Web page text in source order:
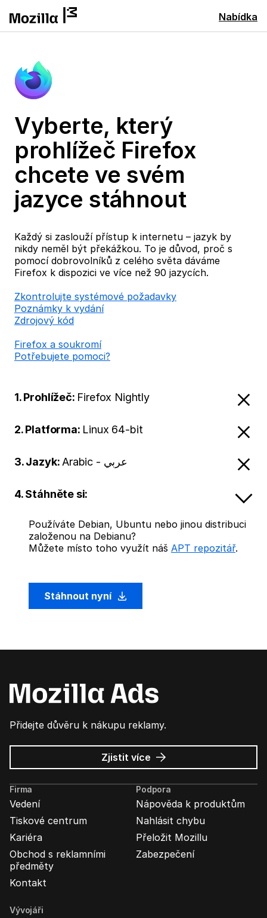
Nabídka
Vyberte, který
prohlížeč Firefox
chcete ve svém
jazyce stáhnout
Každý si zaslouží přístup k internetu – jazyk by
nikdy neměl být překážkou. To je důvod, proč s
pomocí dobrovolníků z celého světa dáváme
Firefox k dispozici ve více než 90 jazycích.
Zkontrolujte systémové požadavky
Poznámky k vydání
Zdrojový kód
Firefox a soukromí
Potřebujete pomoci?
1. Prohlížeč: Firefox Nightly
2. Platforma: Linux 64-bit
3. Jazyk: Arabic - عربي
4. Stáhněte si:
Používáte Debian, Ubuntu nebo jinou distribuci
založenou na Debianu?
Můžete místo toho využít náš APT repozitář.
Stáhnout nyní
Přidejte důvěru k nákupu reklamy.
Zjistit více o
Mozilla
Ads
Firma
Vedení
Tiskové centrum
Kariéra
Obchod s reklamními
předměty
Kontakt
Podpora
Nápověda k produktům
Nahlásit chybu
Přeložit Mozillu
Zabezpečení
Vývojáři